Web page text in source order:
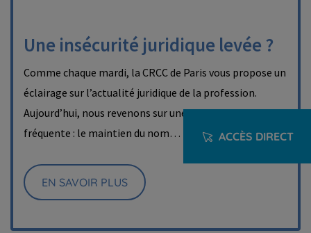
ACCÈS DIRECT
Une insécurité juridique levée ?
Comme chaque mardi, la CRCC de Paris vous propose un
éclairage sur l’actualité juridique de la profession.
Aujourd’hui, nous revenons sur une situation pratique
fréquente : le maintien du nom…
EN SAVOIR PLUS